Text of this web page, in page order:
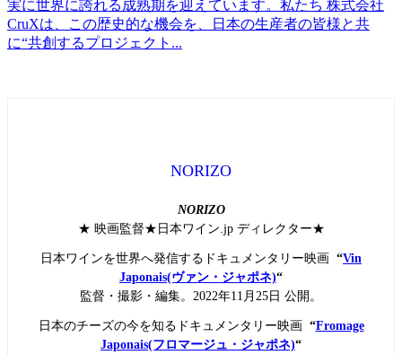
実に世界に誇れる成熟期を迎えています。私たち 株式会社
CruXは、この歴史的な機会を、日本の生産者の皆様と共
に“共創するプロジェクト...
NORIZO
NORIZO
★ 映画監督★日本ワイン.jp ディレクター★
日本ワインを世界へ発信するドキュメンタリー映画 “Vin
Japonais(ヴァン・ジャポネ)“
監督・撮影・編集。2022年11月25日 公開。
日本のチーズの今を知るドキュメンタリー映画 “Fromage
Japonais(フロマージュ・ジャポネ)“